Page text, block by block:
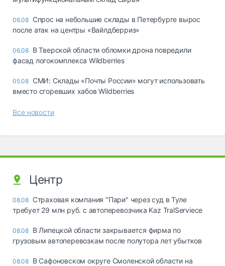
06.08 Спрос на небольшие склады в Петербурге вырос
после атак на центры «Вайлдберриз»
06.08 В Тверской области обломки дрона повредили
фасад логокомплекса Wildberries
05.08 СМИ: Склады «Почты России» могут использовать
вместо сгоревших хабов Wildberries
Все новости
Центр
08.08 Страховая компания "Пари" через суд в Туле
требует 29 млн руб. с автоперевозчика Kaz TralServiece
08.08 В Липецкой области закрывается фирма по
грузовым автоперевозкам после полутора лет убытков
08.08 В Сафоновском округе Смоленской области на